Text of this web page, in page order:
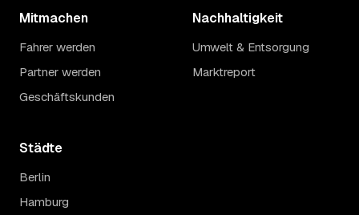
Mitmachen
Fahrer werden
Partner werden
Geschäftskunden
Nachhaltigkeit
Umwelt & Entsorgung
Marktreport
Städte
Berlin
Hamburg